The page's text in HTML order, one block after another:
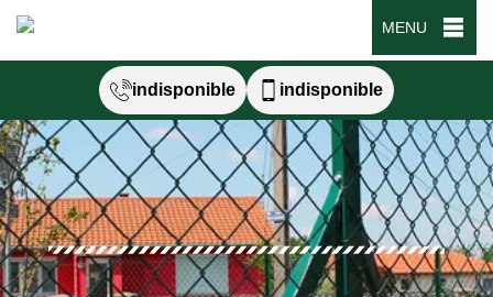
MENU
indisponible indisponible